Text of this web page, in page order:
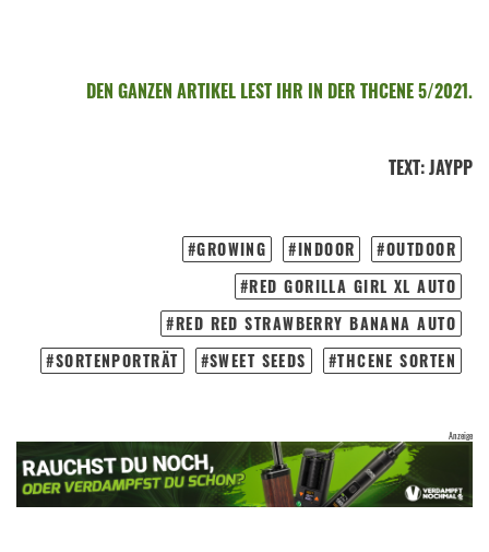
DEN GANZEN ARTIKEL LEST IHR IN DER THCENE 5/2021.
TEXT:JAYPP
GROWING INDOOR
OUTDOOR
RED GORILLA GIRL XL AUTO
RED RED STRAWBERRY BANANA AUTO
SORTENPORTRÄT
SWEET SEEDS THCENE SORTEN